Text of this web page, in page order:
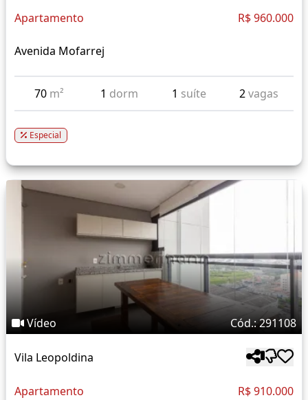
Apartamento R$ 960.000
Avenida Mofarrej
70 m² 1 dorm 1 suíte 2vagas
Especial
Vídeo Cód.: 291108
Vila Leopoldina
Apartamento R$ 910.000